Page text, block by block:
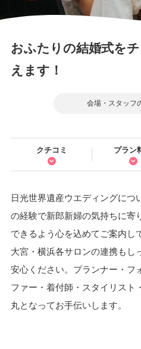
おふたりの結婚式を
えます！
会場・スタッフ
クチコミ プラン
日光世界遺産ウエディングにつ
の経験で新郎新婦の気持ちに寄
できるよう心を込めてご案内し
大宮・横浜各サロンの連携もし
安心ください。プランナー・フ
ファー・着付師・スタイリスト
丸となってお手伝いします。